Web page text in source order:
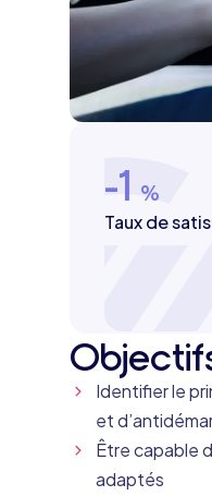
-1 %
Taux de
Identifier le
et
Être capable
adaptés